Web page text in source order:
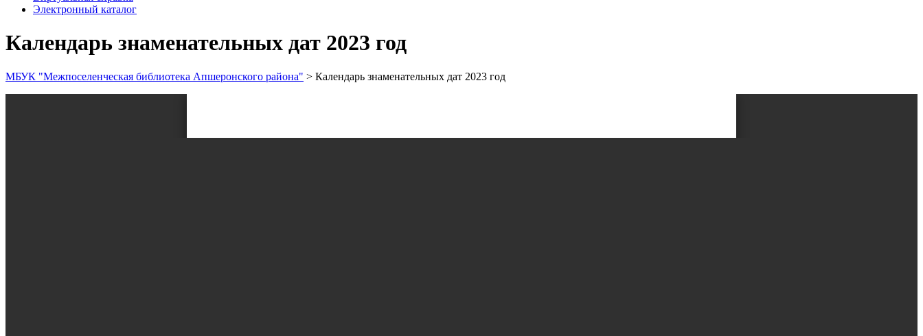
Электронный каталог
Календарь знаменательных дат 2023 год
МБУК "Межпоселенческая библиотека Апшеронского района" > Календарь знаменательных дат 2023 год